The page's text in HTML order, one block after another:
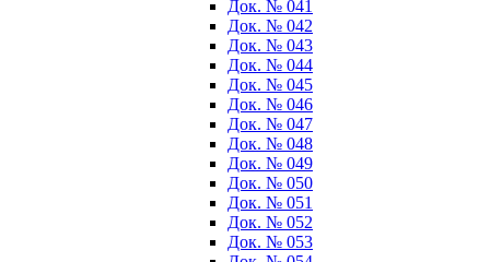
Док. № 041
Док. № 042
Док. № 043
Док. № 044
Док. № 045
Док. № 046
Док. № 047
Док. № 048
Док. № 049
Док. № 050
Док. № 051
Док. № 052
Док. № 053